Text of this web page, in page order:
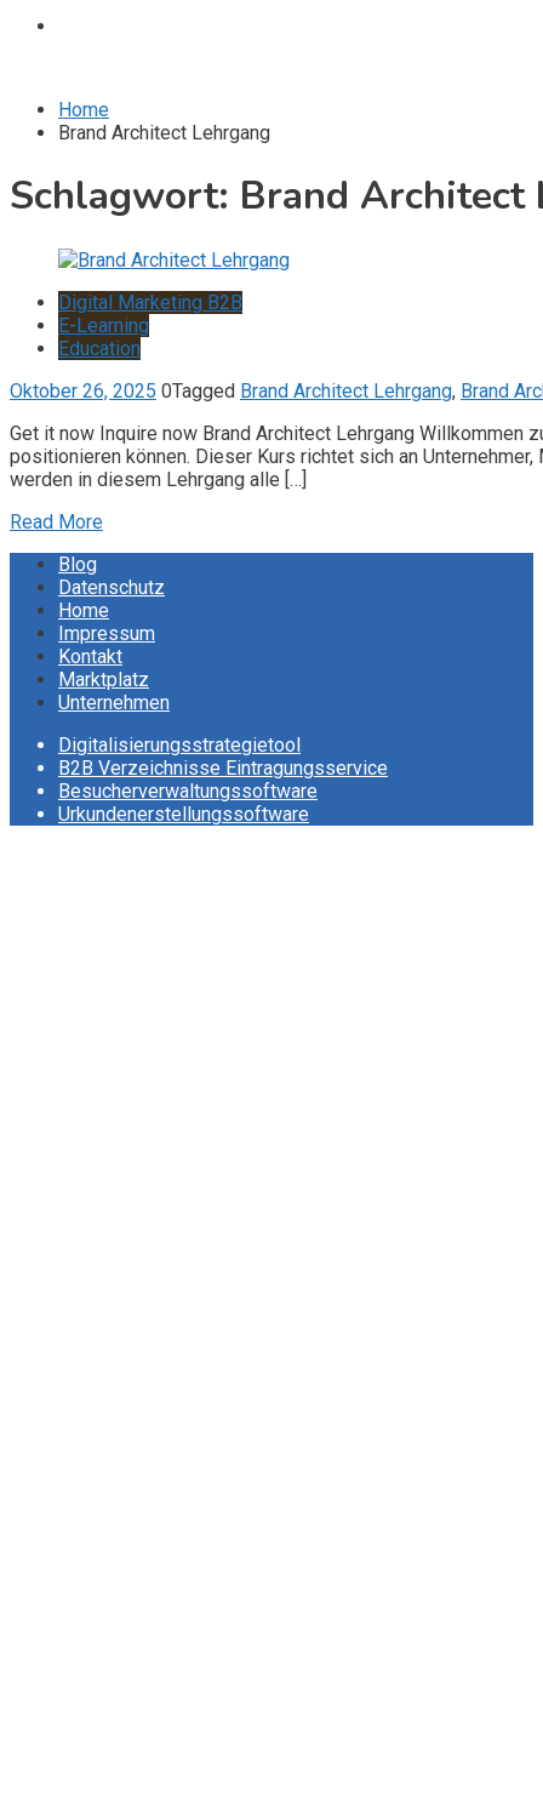
Home
Brand Architect Lehrgang
Schlagwort: Brand Architect
Digital Marketing B2B
E-Learning
Education
Oktober 26, 2025 0Tagged Brand Architect Lehrgang, Brand
Get it now Inquire now Brand Architect Lehrgang Willkommen
positionieren können. Dieser Kurs richtet sich an
werden in diesem Lehrgang alle […]
Read More
Blog
Datenschutz
Home
Impressum
Kontakt
Marktplatz
Unternehmen
Digitalisierungsstrategietool
B2B Verzeichnisse Eintragungsservice
Besucherverwaltungssoftware
Urkundenerstellungssoftware